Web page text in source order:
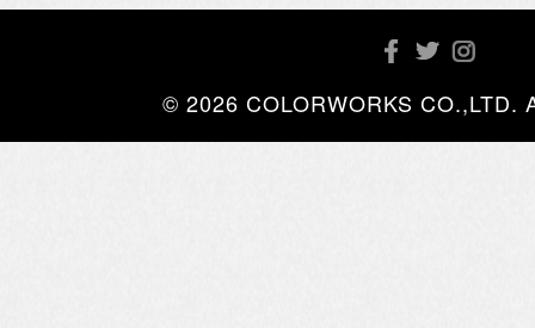
© 2026 COLORWORKS CO.,LTD.